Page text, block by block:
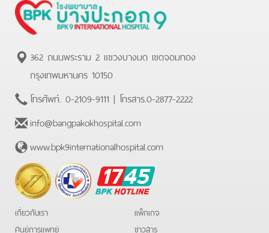
362 ถนนพระราม 2 แขวงบางมด เขตจอมทอง
กรุงเทพมหานคร 10150
โทรศัพท์. 0-2109-9111 | โทรสาร.0-2877-2222
info@bangpakokhospital.com
www.bpk9internationalhospital.com
BPK
Hotline
เกี่ยวกับเรา
ศูนย์การแพทย์
แพ็กเกจ
ข่าวสาร